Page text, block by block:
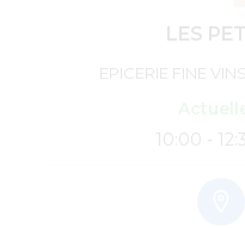
LES
EPICERIE FINE
10:00 -